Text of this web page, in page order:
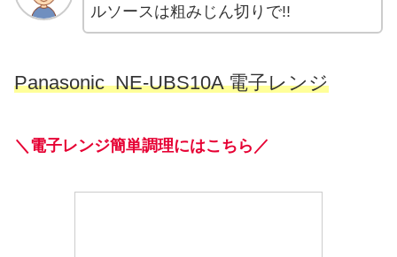
ルソースは粗みじん切りで!!
Panasonic NE-UBS10A 電子レンジ
＼電子レンジ簡単調理にはこちら／